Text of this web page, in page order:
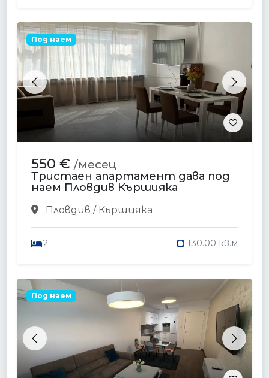
Previous Next
Под наем
550 € /месец
Тристаен апартамент дава под
наем Пловдив Кършияка
Пловдив / Кършияка
2 130.00 кв.м
Previous Next
Под наем